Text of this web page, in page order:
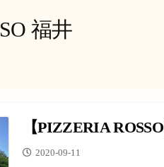
ご飯屋さん
ピザ
メキシカン
福井
【PIZZERIA
公
2020-09-11